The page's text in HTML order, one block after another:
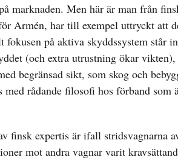
marknaden. Men här är man från
Armén, har till exempel uttryckt att
på aktiva skyddssystem står
(och extra utrustning ökar
begränsad sikt, som skog och
rådande filosofi hos förband som
finsk expertis är ifall stridsvagnarna
mot andra vagnar varit